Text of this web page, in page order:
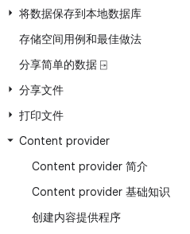
将数据保存到本地数据库
存储空间用例和最佳做法
分享简单的数据 ⍈
分享文件
打印文件
Content provider
Content provider 简介
Content provider 基础知识
创建内容提供程序